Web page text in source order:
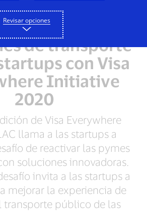
de América
y el Caribe y
de transporte
con Visa
Initiative
2020
de Visa Everywhere
llama a las startups a
de reactivar las pymes
soluciones innovadoras.
invita a las startups a
mejorar la experiencia de
transporte público de las
Revisar opciones